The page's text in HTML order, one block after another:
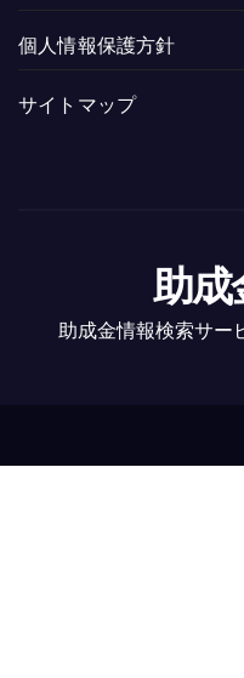
個人情報保護方針
サイトマップ
助成
助成金情報検索サー